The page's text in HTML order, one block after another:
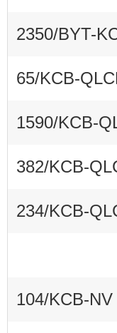
2350/BYT-
65/KCB-
1590/KCB-
382/KCB-
234/KCB-
104/KCB-NV